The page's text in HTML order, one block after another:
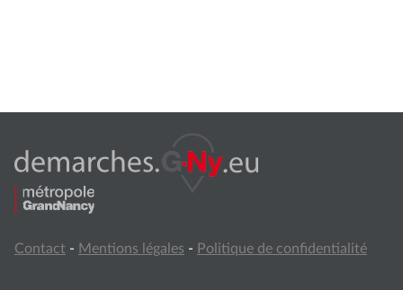
Contact - Mentions légales - Politique de confidentialité